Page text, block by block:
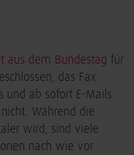
aus dem Bundestag für
das Fax
und ab sofort E-Mails
Während die
wird, sind viele
nach wie vor